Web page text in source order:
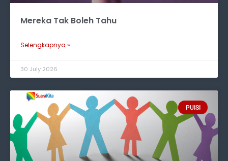
Mereka Tak Boleh Tahu
Selengkapnya »
30 July 2026
PUISI